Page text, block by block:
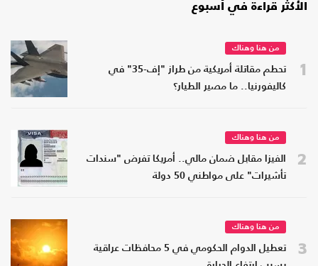
الأكثر قراءة في أسبوع
1
من هنا وهناك
تحطم مقاتلة أمريكية من طراز "إف-35" في
كاليفورنيا.. ما مصير الطيار؟
2
من هنا وهناك
الفيزا مقابل ضمان مالي.. أمريكا تفرض "سندات
تأشيرات" على مواطني 50 دولة
3
من هنا وهناك
تعطيل الدوام الحكومي في 5 محافظات عراقية